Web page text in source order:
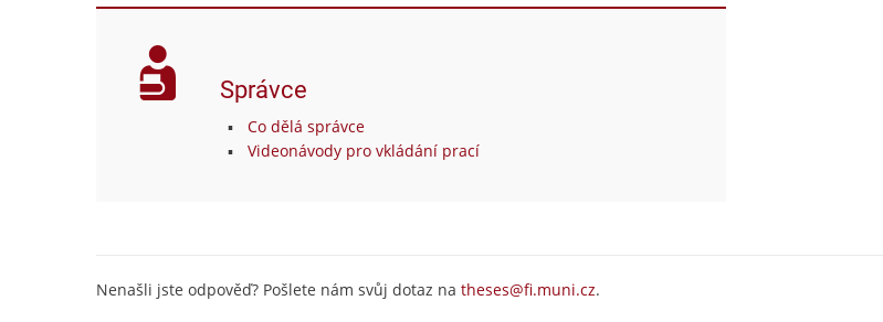
Správce
Co dělá správce
Videonávody pro vkládání prací
Nenašli jste odpověď? Pošlete nám svůj dotaz na theses@fi.muni.cz.